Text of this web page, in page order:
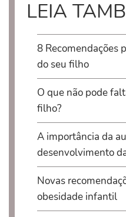
LEIA
8 Recomendações
do seu filho
O que não pode
filho?
A importância da
desenvolvimento
Novas
obesidade infantil